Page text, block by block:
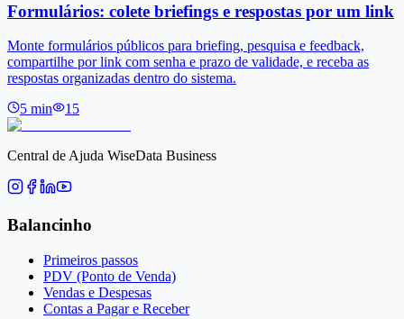
Formulários: colete briefings e respostas por um link
Monte formulários públicos para briefing, pesquisa e feedback,
compartilhe por link com senha e prazo de validade, e receba as
respostas organizadas dentro do sistema.
5 min 15
Central de Ajuda WiseData Business
Balancinho
Primeiros passos
PDV (Ponto de Venda)
Vendas e Despesas
Contas a Pagar e Receber